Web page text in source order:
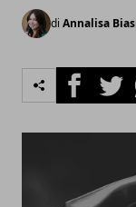
di Annalisa
Facebook